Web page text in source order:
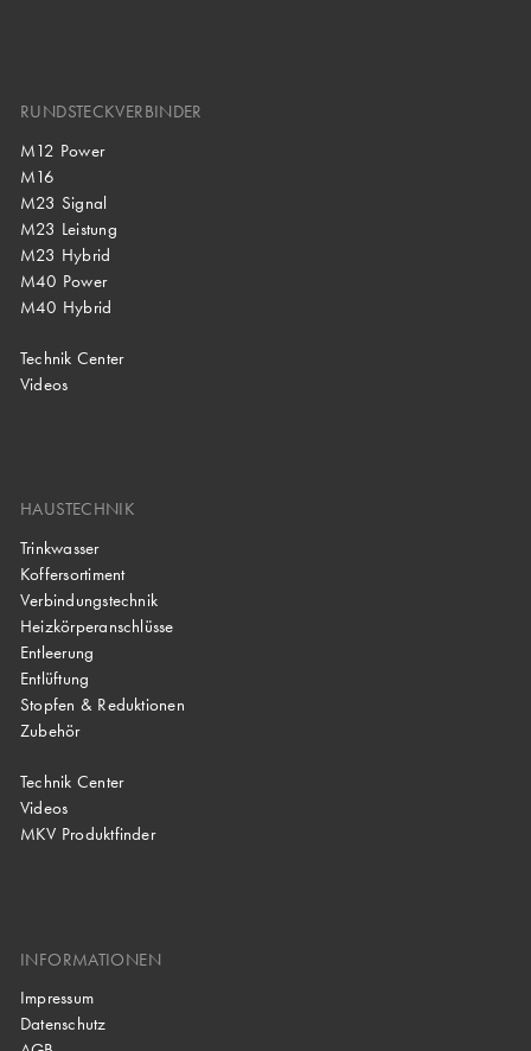
RUNDSTECKVERBINDER
M12 Power
M16
M23 Signal
M23 Leistung
M23 Hybrid
M40 Power
M40 Hybrid
Technik Center
Videos
HAUSTECHNIK
Trinkwasser
Koffersortiment
Verbindungstechnik
Heizkörperanschlüsse
Entleerung
Entlüftung
Stopfen & Reduktionen
Zubehör
Technik Center
Videos
MKV Produktfinder
INFORMATIONEN
Impressum
Datenschutz